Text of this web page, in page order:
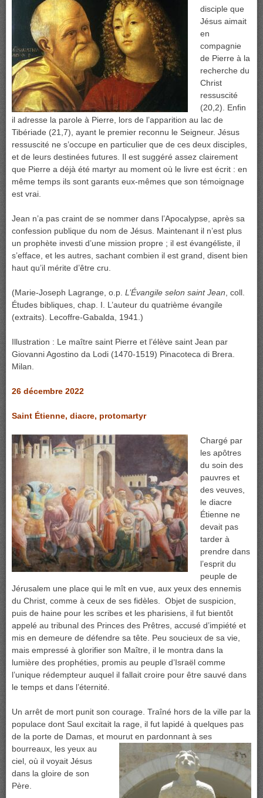
disciple que
Jésus aimait
en
compagnie
de Pierre à la
recherche du
Christ
ressuscité
(20,2). Enfin
il adresse la parole à Pierre, lors de l’apparition au lac de
Tibériade (21,7), ayant le premier reconnu le Seigneur. Jésus
ressuscité ne s’occupe en particulier que de ces deux disciples,
et de leurs destinées futures. Il est suggéré assez clairement
que Pierre a déjà été martyr au moment où le livre est écrit : en
même temps ils sont garants eux-mêmes que son témoignage
est vrai.
Jean n’a pas craint de se nommer dans l’Apocalypse, après sa
confession publique du nom de Jésus. Maintenant il n’est plus
un prophète investi d’une mission propre ; il est évangéliste, il
s’efface, et les autres, sachant combien il est grand, disent bien
haut qu’il mérite d’être cru.
(Marie-Joseph Lagrange, o.p. L’Évangile selon saint Jean , coll.
Études bibliques, chap. I. L’auteur du quatrième évangile
(extraits). Lecoffre-Gabalda, 1941.)
Illustration : Le maître saint Pierre et l’élève saint Jean par
Giovanni Agostino da Lodi (1470-1519) Pinacoteca di Brera.
Milan.
26 décembre 2022
Saint Étienne, diacre, protomartyr
Chargé par
les apôtres
du soin des
pauvres et
des veuves,
le diacre
Étienne ne
devait pas
tarder à
prendre dans
l’esprit du
peuple de
Jérusalem une place qui le mît en vue, aux yeux des ennemis
du Christ, comme à ceux de ses fidèles. Objet de suspicion,
puis de haine pour les scribes et les pharisiens, il fut bientôt
appelé au tribunal des Princes des Prêtres, accusé d’impiété et
mis en demeure de défendre sa tête. Peu soucieux de sa vie,
mais empressé à glorifier son Maître, il le montra dans la
lumière des prophéties, promis au peuple d’Israël comme
l’unique rédempteur auquel il fallait croire pour être sauvé dans
le temps et dans l’éternité.
Un arrêt de mort punit son courage. Traîné hors de la ville par la
populace dont Saul excitait la rage, il fut lapidé à quelques pas
de la porte de Damas, et mourut en pardonnant à ses
bourreaux, les yeux au
ciel, où il voyait Jésus
dans la gloire de son
Père.